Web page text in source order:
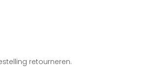
retourneren.